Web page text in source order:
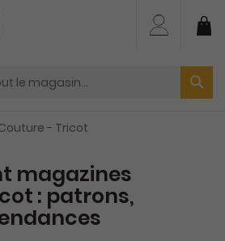
contenu
- Tricot
magazines
: patrons,